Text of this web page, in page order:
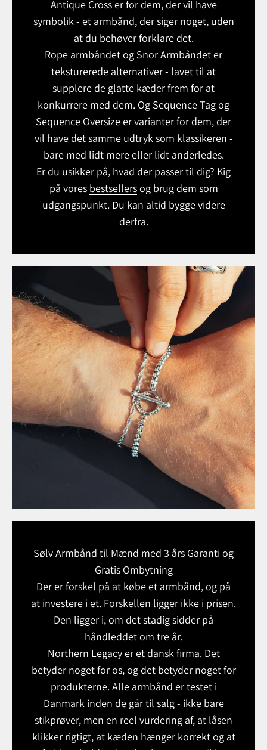
Antique Crosser for dem, der vil have
symbolik - et armbånd, der siger noget, uden
at du behøver forklare det.
Rope armbåndetog Snor Armbåndeter
teksturerede alternativer - lavet til at
supplere de glatte kæder frem for at
konkurrere med dem. Og Sequence Tagog
Sequence Oversizeer varianter for dem, der
vil have det samme udtryk som klassikeren -
bare med lidt mere eller lidt anderledes.
Er du usikker på, hvad der passer til dig? Kig
på vores bestsellersog brug dem som
udgangspunkt. Du kan altid bygge videre
derfra.
Sølv Armbånd til Mænd med 3 års Garanti og
Gratis Ombytning
Der er forskel på at købe et armbånd, og på
at investere i et. Forskellen ligger ikke i prisen.
Den ligger i, om det stadig sidder på
håndleddet om tre år.
Northern Legacy er et dansk firma. Det
betyder noget for os, og det betyder noget for
produkterne. Alle armbånd er testet i
Danmark inden de går til salg - ikke bare
stikprøver, men en reel vurdering af, at låsen
klikker rigtigt, at kæden hænger korrekt og at